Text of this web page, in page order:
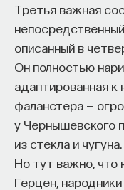
Третья важная
описанный в
Он полностью
адаптированная
фаланстера —
у Чернышевского
из стекла и
Но тут важно, что
Герцен,
в своей
работает только
другую роль. У
редкая
дистанции и
как будет
экономика и как в
общество».
Знание